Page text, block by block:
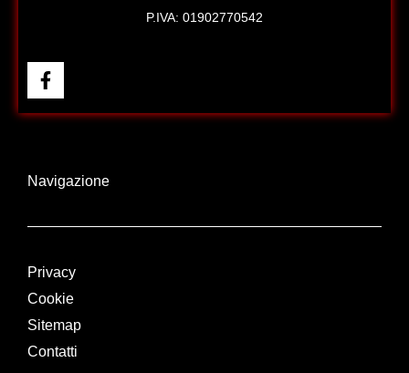
P.IVA: 01902770542
Navigazione
Privacy
Cookie
Sitemap
Contatti